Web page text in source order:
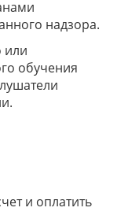
надзора.
или
обучения
и оплатить